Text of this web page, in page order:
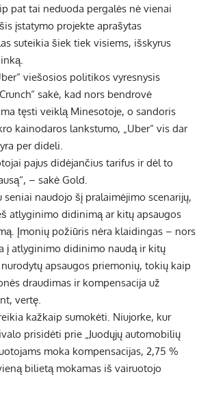
pat tai neduoda pergalės nė vienai
įstatymo projekte aprašytas
suteikia šiek tiek visiems, išskyrus
viešosios politikos vyresnysis
sakė, kad nors bendrovė
tęsti veiklą Minesotoje, o sandoris
kainodaros lankstumo, „Uber“ vis dar
per dideli.
pajus didėjančius tarifus ir dėl to
– sakė Gold.
seniai naudojo šį pralaimėjimo scenarijų,
atlyginimo didinimą ar kitų apsaugos
Įmonių požiūris nėra klaidingas – nors
į atlyginimo didinimo naudą ir kitų
apsaugos priemonių, tokių kaip
draudimas ir kompensacija už
vertę.
kažkaip sumokėti. Niujorke, kur
prisidėti prie „Juodųjų automobilių
moka kompensacijas, 2,75 %
bilietą mokamas iš vairuotojo